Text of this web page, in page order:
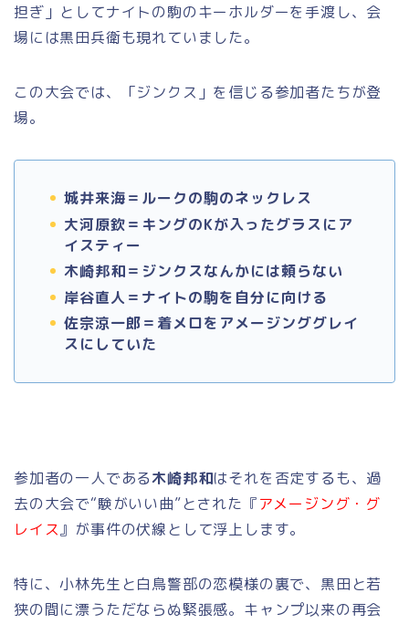
担ぎ」としてナイトの駒のキーホルダーを手渡し、会
場には黒田兵衛も現れていました。
この大会では、「ジンクス」を信じる参加者たちが登
場。
城井来海＝ルークの駒のネックレス
大河原欽＝キングのKが入ったグラスにア
イスティー
木崎邦和＝ジンクスなんかには頼らない
岸谷直人＝ナイトの駒を自分に向ける
佐宗涼一郎＝着メロをアメージンググレイ
スにしていた
参加者の一人である木崎邦和はそれを否定するも、過
去の大会で“験がいい曲”とされた『アメージング・グ
レイス』が事件の伏線として浮上します。
特に、小林先生と白鳥警部の恋模様の裏で、黒田と若
狭の間に漂うただならぬ緊張感。キャンプ以来の再会